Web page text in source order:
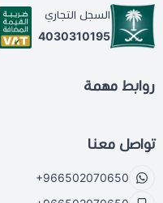
السجل التجاري
4030310195
روابط مهمة
تواصل معنا
+966502070650